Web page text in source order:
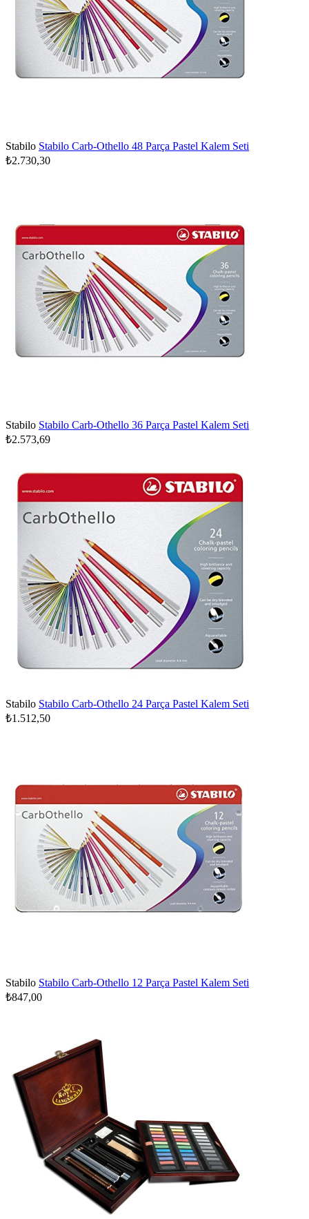
Stabilo Stabilo Carb-Othello 48 Parça Pastel Kalem Seti
₺2.730,30
Stabilo Stabilo Carb-Othello 36 Parça Pastel Kalem Seti
₺2.573,69
Stabilo Stabilo Carb-Othello 24 Parça Pastel Kalem Seti
₺1.512,50
Stabilo Stabilo Carb-Othello 12 Parça Pastel Kalem Seti
₺847,00